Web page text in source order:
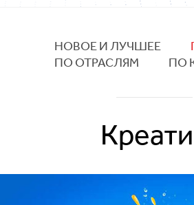
НОВОЕ И ЛУЧШЕЕ
ПО ОТРАСЛЯМ
ПО